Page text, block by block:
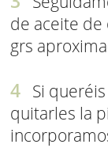
de aceite de
grs
Si
quitarles la